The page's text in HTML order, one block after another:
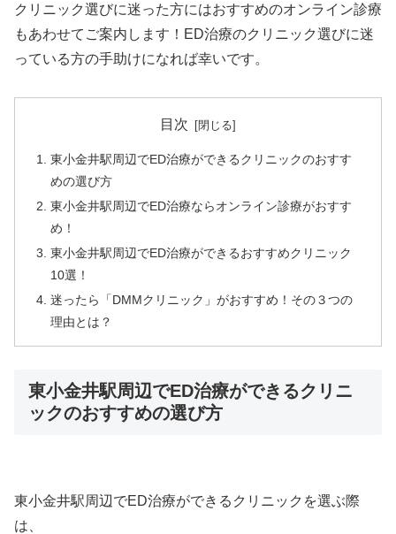
クリニック選びに迷った方にはおすすめのオンライン診療
もあわせてご案内します！ED治療のクリニック選びに迷
っている方の手助けになれば幸いです。
目次
東小金井駅周辺でED治療ができるクリニックのおすす
めの選び方
東小金井駅周辺でED治療ならオンライン診療がおすす
め！
東小金井駅周辺でED治療ができるおすすめクリニック
10選！
迷ったら「DMMクリニック」がおすすめ！その３つの
理由とは？
東小金井駅周辺でED治療ができるクリニ
ックのおすすめの選び方
東小金井駅周辺でED治療ができるクリニックを選ぶ際
は、